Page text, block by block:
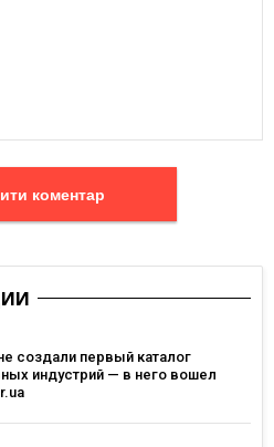
Залишити коментар
создали первый каталог
индустрий — в него вошел